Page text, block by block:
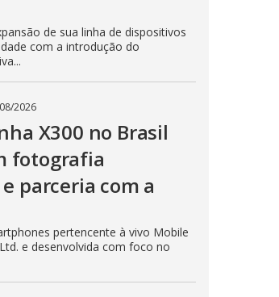
de sua linha de dispositivos
com a introdução do
2026
X300 no Brasil
fotografia
parceria com a
pertencente à vivo Mobile
e desenvolvida com foco no